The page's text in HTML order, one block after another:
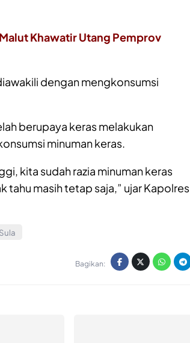
Khawatir Utang Pemprov
dengan mengkonsumsi
berupaya keras melakukan
minuman keras.
kita sudah razia minuman keras
tahu masih tetap saja,” ujar Kapolres
Sula
Bagikan: